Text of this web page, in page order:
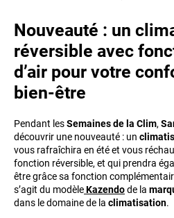
Nouveauté : un
réversible avec
d’air pour votre
bien-être
Pendant lesSemaines de la Clim,
découvrir une nouveauté : un
vous rafraîchira en été et vous
fonction réversible, et qui prendra
être grâce sa fonction
s’agit du modèleKazendode la
dans le domaine de la climatisation.